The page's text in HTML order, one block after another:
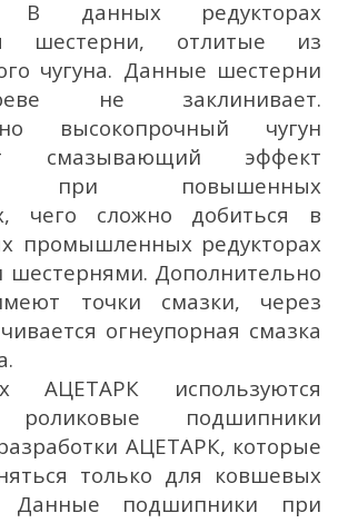
В данных редукторах
шестерни, отлитые из
чугуна. Данные шестерни
не заклинивает.
высокопрочный чугун
смазывающий эффект
при повышенных
чего сложно добиться в
промышленных редукторах
шестернями. Дополнительно
точки смазки, через
огнеупорная смазка
АЦЕТАРК используются
роликовые подшипники
АЦЕТАРК, которые
только для ковшевых
Данные подшипники при